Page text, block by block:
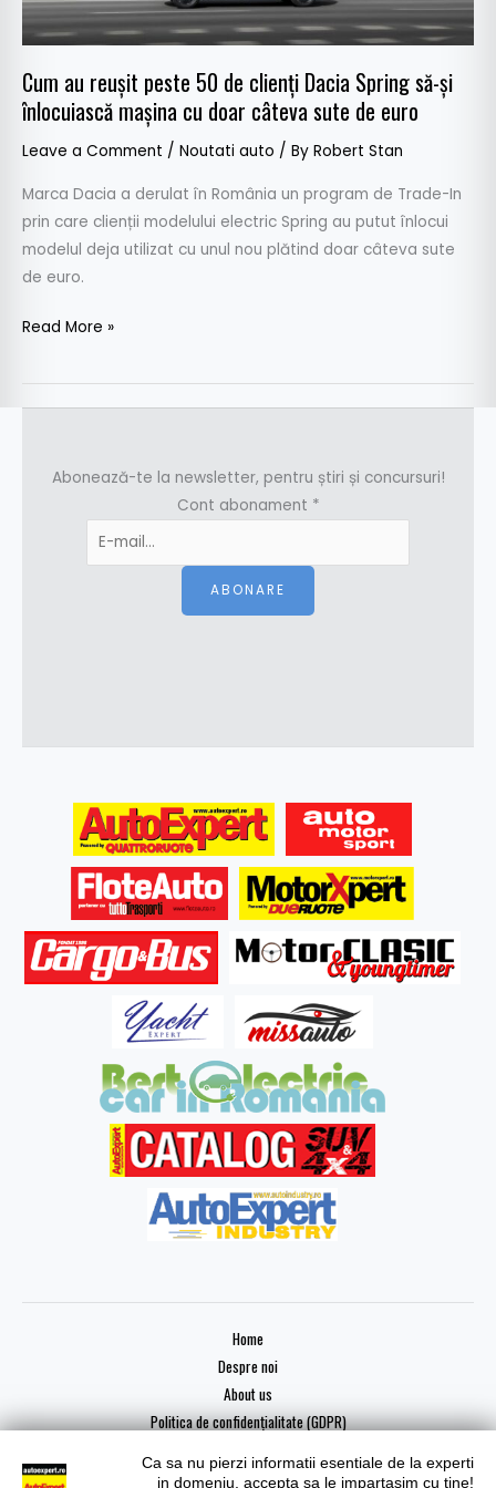
Cum au reușit peste 50 de clienți Dacia Spring să-și
înlocuiască mașina cu doar câteva sute de euro
Leave a Comment / Noutati auto / By Robert Stan
Marca Dacia a derulat în România un program de Trade-In
prin care clienții modelului electric Spring au putut înlocui
modelul deja utilizat cu unul nou plătind doar câteva sute
de euro.
Dacia
Spring
și
înlocuiască
mașina
doar
câteva
sute
de
Read More »
Abonează-te la newsletter, pentru știri și concursuri!
Cont abonament *
ABONARE
Home
Despre noi
About us
Politica de confidențialitate (GDPR)
Ca sa nu pierzi informatii esentiale de la experti
in domeniu, accepta sa le impartasim cu tine!